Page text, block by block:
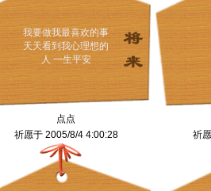
我要做我最喜欢的事
天天看到我心理想的
人 一生平安
点点
祈愿于 2005/8/4 4:00:28
祈